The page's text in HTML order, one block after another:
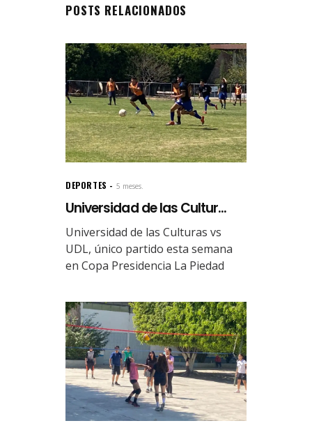
POSTS RELACIONADOS
DEPORTES 5 meses.
Universidad de las Cultur...
Universidad de las Culturas vs
UDL, único partido esta semana
en Copa Presidencia La Piedad